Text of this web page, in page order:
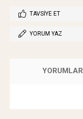
TAVSIYE ET
YORUM YAZ
YORUMLAR